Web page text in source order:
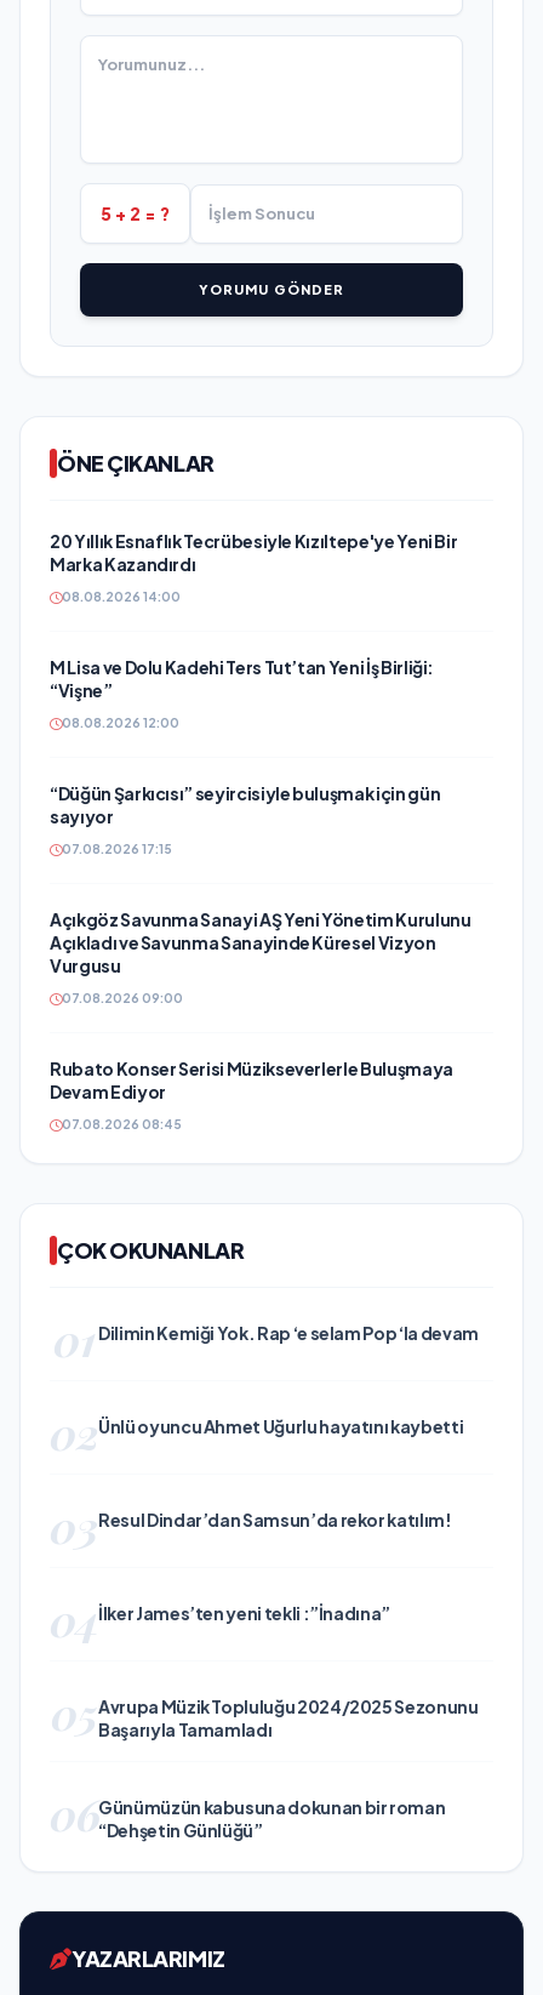
5 + 2 = ?
YORUMU GÖNDER
ÖNE ÇIKANLAR
20 Yıllık Esnaflık Tecrübesiyle Kızıltepe'ye Yeni Bir
Marka Kazandırdı
08.08.2026 14:00
M Lisa ve Dolu Kadehi Ters Tut’tan Yeni İş Birliği:
“Vişne”
08.08.2026 12:00
“Düğün Şarkıcısı” seyircisiyle buluşmak için gün
sayıyor
07.08.2026 17:15
Açıkgöz Savunma Sanayi AŞ Yeni Yönetim Kurulunu
Açıkladı ve Savunma Sanayinde Küresel Vizyon
Vurgusu
07.08.2026 09:00
Rubato Konser Serisi Müzikseverlerle Buluşmaya
Devam Ediyor
07.08.2026 08:45
ÇOK OKUNANLAR
01 Dilimin Kemiği Yok. Rap ‘e selam Pop ‘la devam
02Ünlü oyuncu Ahmet Uğurlu hayatını kaybetti
03Resul Dindar’dan Samsun’da rekor katılım!
04İlker James’ten yeni tekli :”İnadına”
05Avrupa Müzik Topluluğu 2024/2025 Sezonunu
Başarıyla Tamamladı
06Günümüzün kabusuna dokunan bir roman
“Dehşetin Günlüğü”
YAZARLARIMIZ